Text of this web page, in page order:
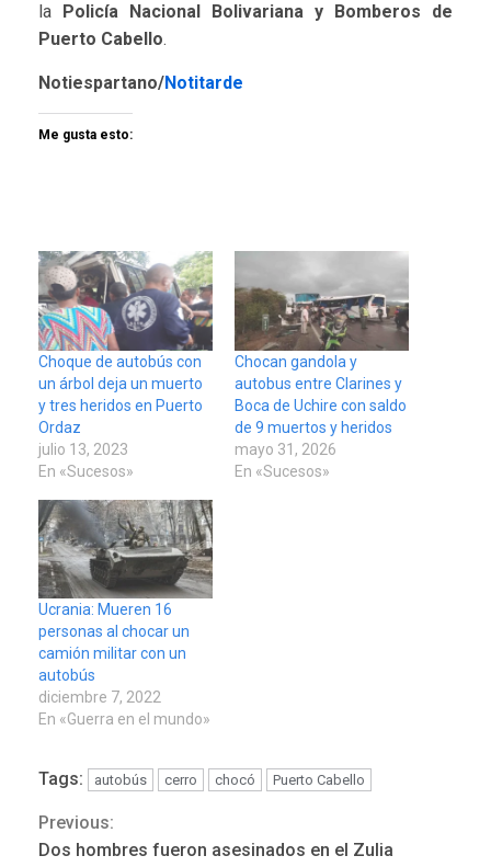
la Policía Nacional Bolivariana y Bomberos de
Puerto Cabello.
Notiespartano/Notitarde
Me gusta esto:
Choque de autobús con
un árbol deja un muerto
y tres heridos en Puerto
Ordaz
julio 13, 2023
En «Sucesos»
Chocan gandola y
autobus entre Clarines y
Boca de Uchire con saldo
de 9 muertos y heridos
mayo 31, 2026
En «Sucesos»
Ucrania: Mueren 16
personas al chocar un
camión militar con un
autobús
diciembre 7, 2022
En «Guerra en el mundo»
Tags: autobús cerro chocó Puerto Cabello
Continue
Previous:
Dos hombres fueron asesinados en el Zulia